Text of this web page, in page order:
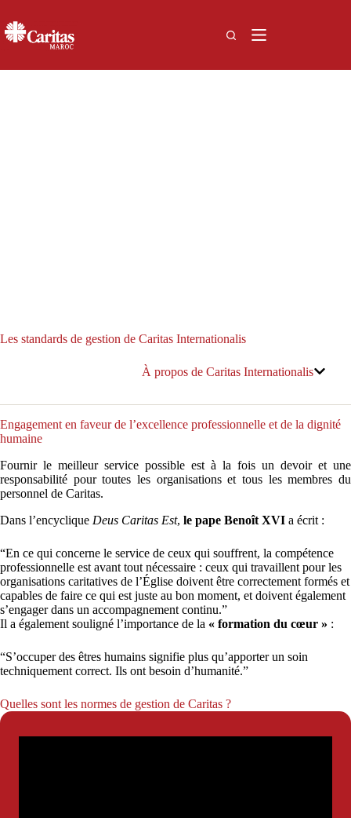
au
contenu
Les standards de gestion de Caritas Internationalis
À propos de Caritas Internationalis
Engagement en faveur de l’excellence professionnelle et de la dignité
humaine
Fournir le meilleur service possible est à la fois un devoir et une
responsabilité pour toutes les organisations et tous les membres du
personnel de Caritas.
Dans l’encyclique Deus Caritas Est, le pape Benoît XVI a écrit :
“En ce qui concerne le service de ceux qui souffrent, la compétence
professionnelle est avant tout nécessaire : ceux qui travaillent pour les
organisations caritatives de l’Église doivent être correctement formés et
capables de faire ce qui est juste au bon moment, et doivent également
s’engager dans un accompagnement continu.”
Il a également souligné l’importance de la « formation du cœur » :
“S’occuper des êtres humains signifie plus qu’apporter un soin
techniquement correct. Ils ont besoin d’humanité.”
Quelles sont les normes de gestion de Caritas ?